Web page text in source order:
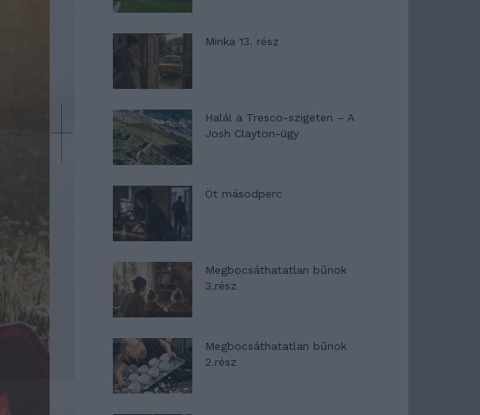
Minka 13. rész
Halál a Tresco-szigeten – A
Josh Clayton-ügy
Öt másodperc
Megbocsáthatatlan bűnök
3.rész
Megbocsáthatatlan bűnök
2.rész